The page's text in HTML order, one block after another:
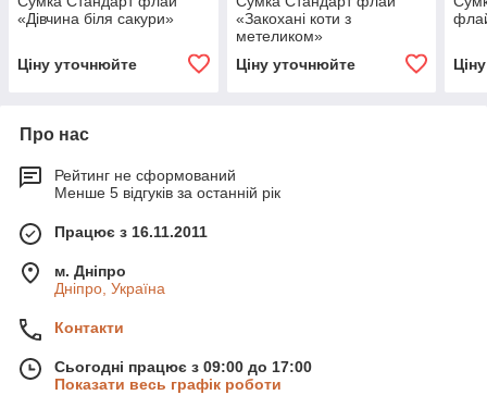
«Дівчина біля сакури»
Ціну уточнюйте
«Закохані коти з
метеликом»
Ціну уточнюйте
Про нас
Рейтинг не сформований
Менше 5 відгуків за останній рік
Працює з 16.11.2011
м. Дніпро
Дніпро, Україна
Контакти
Сьогодні працює з 09:00 до 17:00
Показати весь графік роботи